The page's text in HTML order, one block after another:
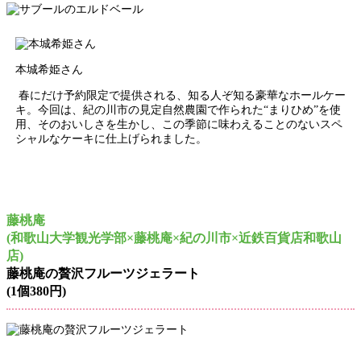
本城希姫さん
春にだけ予約限定で提供される、知る人ぞ知る豪華なホールケー
キ。今回は、紀の川市の見定自然農園で作られた“まりひめ”を使
用、そのおいしさを生かし、この季節に味わえることのないスペ
シャルなケーキに仕上げられました。
藤桃庵
(和歌山大学観光学部×藤桃庵×紀の川市×近鉄百貨店和歌山
店)
藤桃庵の贅沢フルーツジェラート
(1個380円)